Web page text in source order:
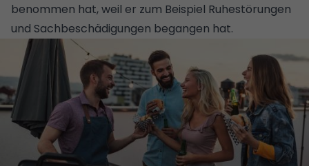
benommen hat, weil er zum Beispiel Ruhestörungen
und Sachbeschädigungen begangen hat.